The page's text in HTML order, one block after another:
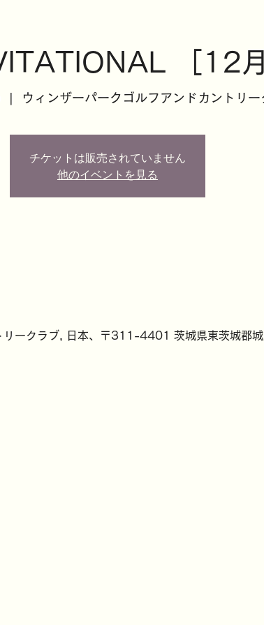
［12月
ウィンザーパークゴルフアンドカントリー
チケットは販売されていません
他のイベントを見る
リークラブ, 日本、〒311-4401 茨城県東茨城郡城